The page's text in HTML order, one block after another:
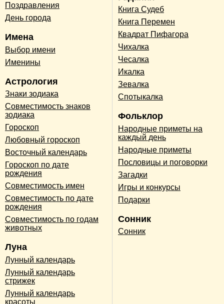
Поздравления
День города
Имена
Выбор имени
Именины
Астрология
Знаки зодиака
Совместимость знаков
зодиака
Гороскоп
Любовный гороскоп
Восточный календарь
Гороскоп по дате
рождения
Совместимость имен
Совместимость по дате
рождения
Совместимость по годам
животных
Луна
Лунный календарь
Лунный календарь
стрижек
Лунный календарь
красоты
Книга Судеб
Книга Перемен
Квадрат Пифагора
Чихалка
Чесалка
Икалка
Зевалка
Спотыкалка
Фольклор
Народные приметы на
каждый день
Народные приметы
Пословицы и поговорки
Загадки
Игры и конкурсы
Подарки
Сонник
Сонник